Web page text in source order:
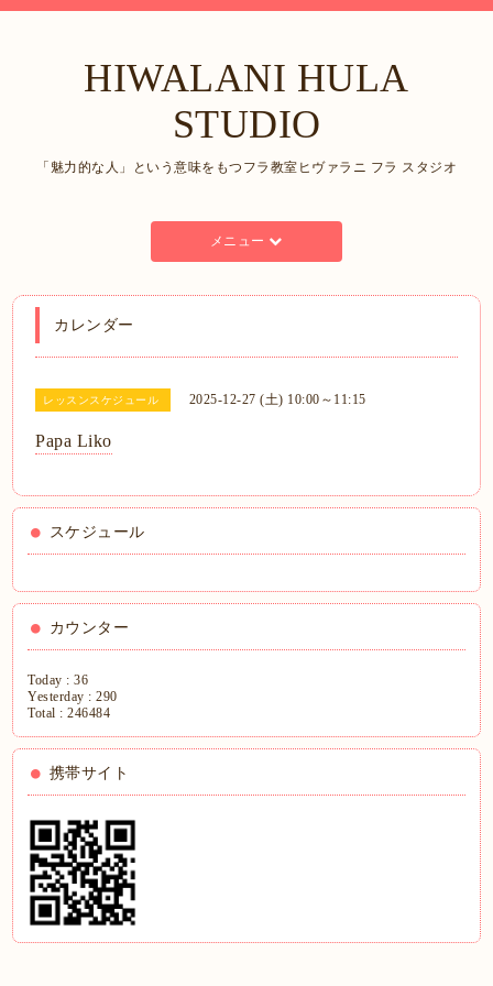
HIWALANI HULA
STUDIO
「魅力的な人」という意味をもつフラ教室ヒヴァラニ フラ スタジオ
メニュー
カレンダー
レッスンスケジュール 2025-12-27 (土) 10:00～11:15
Papa Liko
スケジュール
カウンター
Today :36
Yesterday :290
Total :246484
携帯サイト